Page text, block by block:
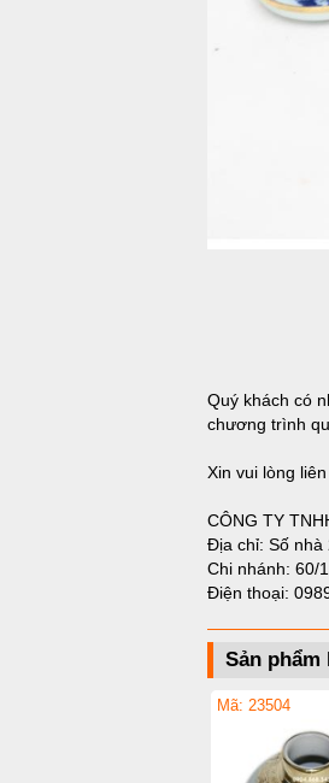
Quý khách có
chương trình
Xin vui lòng
CÔNG TY
Địa chỉ: Số nhà
Chi nhánh: 60/
Điện thoại:
Sản phẩm
Mã: 23504